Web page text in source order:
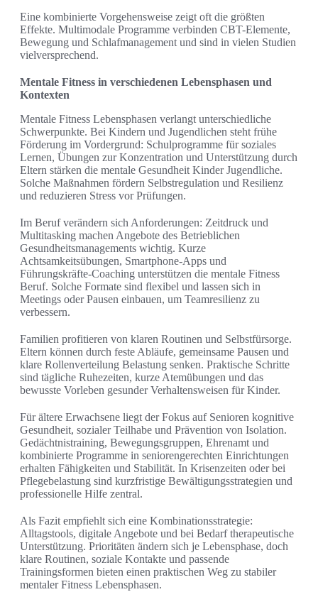
Eine kombinierte Vorgehensweise zeigt oft die größten
Effekte. Multimodale Programme verbinden CBT-Elemente,
Bewegung und Schlafmanagement und sind in vielen Studien
vielversprechend.
Mentale Fitness in verschiedenen Lebensphasen und
Kontexten
Mentale Fitness Lebensphasen verlangt unterschiedliche
Schwerpunkte. Bei Kindern und Jugendlichen steht frühe
Förderung im Vordergrund: Schulprogramme für soziales
Lernen, Übungen zur Konzentration und Unterstützung durch
Eltern stärken die mentale Gesundheit Kinder Jugendliche.
Solche Maßnahmen fördern Selbstregulation und Resilienz
und reduzieren Stress vor Prüfungen.
Im Beruf verändern sich Anforderungen: Zeitdruck und
Multitasking machen Angebote des Betrieblichen
Gesundheitsmanagements wichtig. Kurze
Achtsamkeitsübungen, Smartphone-Apps und
Führungskräfte-Coaching unterstützen die mentale Fitness
Beruf. Solche Formate sind flexibel und lassen sich in
Meetings oder Pausen einbauen, um Teamresilienz zu
verbessern.
Familien profitieren von klaren Routinen und Selbstfürsorge.
Eltern können durch feste Abläufe, gemeinsame Pausen und
klare Rollenverteilung Belastung senken. Praktische Schritte
sind tägliche Ruhezeiten, kurze Atemübungen und das
bewusste Vorleben gesunder Verhaltensweisen für Kinder.
Für ältere Erwachsene liegt der Fokus auf Senioren kognitive
Gesundheit, sozialer Teilhabe und Prävention von Isolation.
Gedächtnistraining, Bewegungsgruppen, Ehrenamt und
kombinierte Programme in seniorengerechten Einrichtungen
erhalten Fähigkeiten und Stabilität. In Krisenzeiten oder bei
Pflegebelastung sind kurzfristige Bewältigungsstrategien und
professionelle Hilfe zentral.
Als Fazit empfiehlt sich eine Kombinationsstrategie:
Alltagstools, digitale Angebote und bei Bedarf therapeutische
Unterstützung. Prioritäten ändern sich je Lebensphase, doch
klare Routinen, soziale Kontakte und passende
Trainingsformen bieten einen praktischen Weg zu stabiler
mentaler Fitness Lebensphasen.